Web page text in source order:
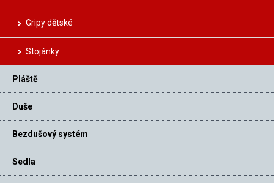
Gripy dětské
Stojánky
Pláště
Duše
Bezdušový systém
Sedla